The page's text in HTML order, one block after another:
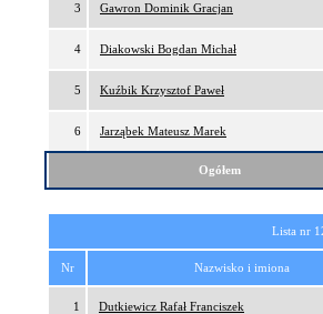
3 Gawron Dominik Gracjan
4 Diakowski Bogdan Michał
5 Kuźbik Krzysztof Paweł
6 Jarząbek Mateusz Marek
Ogółem
Lista nr
Nr Nazwisko i imiona
1 Dutkiewicz Rafał Franciszek